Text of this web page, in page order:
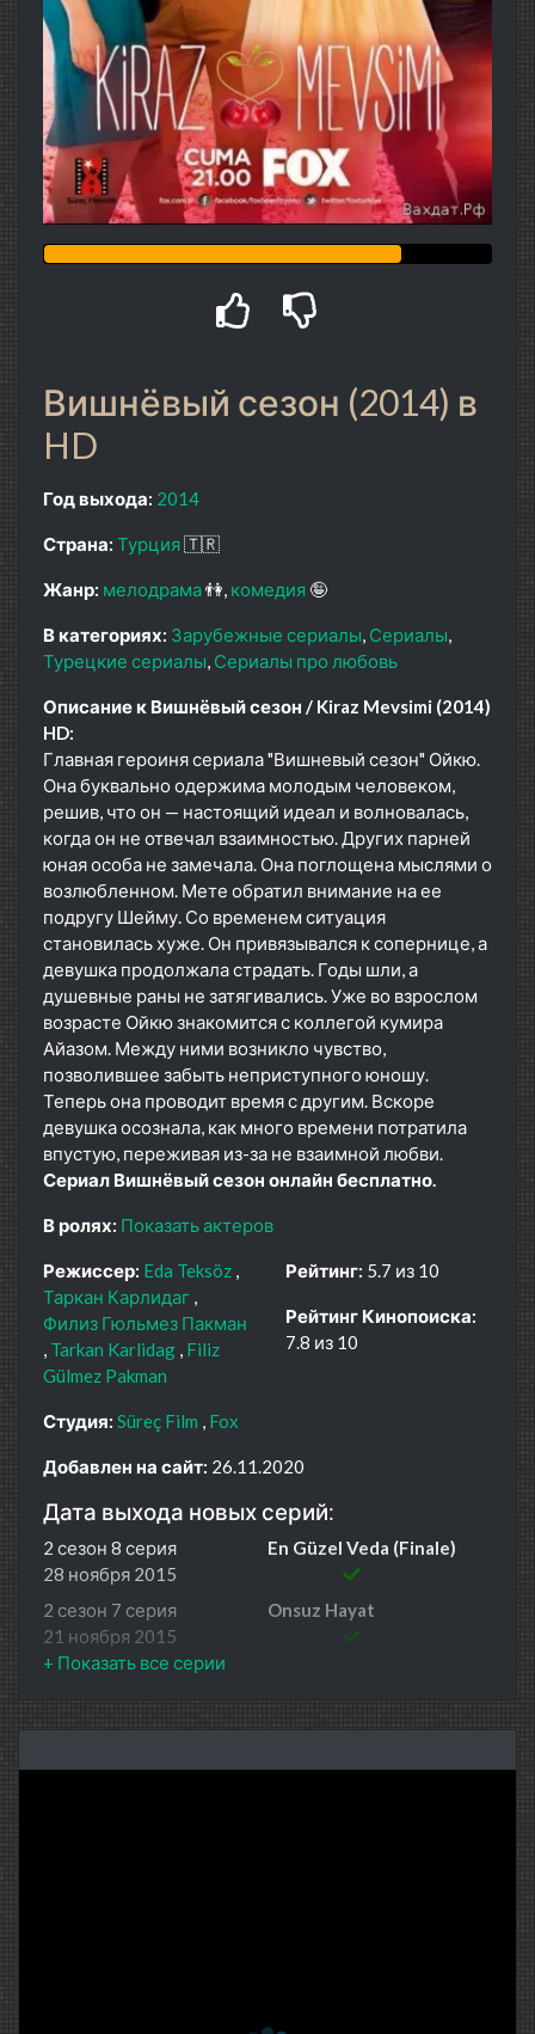
Вишнёвый сезон (2014) в
HD
Год выхода: 2014
Страна: Турция🇹🇷
Жанр: мелодрама👫 комедия 🤪
В категориях: Зарубежные сериалы Сериалы
Турецкие сериалы Сериалы про любовь
Описание к Вишнёвый сезон / Kiraz Mevsimi (2014)
HD:
Главная героиня сериала "Вишневый сезон" Ойкю.
Она буквально одержима молодым человеком,
решив, что он — настоящий идеал и волновалась,
когда он не отвечал взаимностью. Других парней
юная особа не замечала. Она поглощена мыслями о
возлюбленном. Мете обратил внимание на ее
подругу Шейму. Со временем ситуация
становилась хуже. Он привязывался к сопернице, а
девушка продолжала страдать. Годы шли, а
душевные раны не затягивались. Уже во взрослом
возрасте Ойкю знакомится с коллегой кумира
Айазом. Между ними возникло чувство,
позволившее забыть неприступного юношу.
Теперь она проводит время с другим. Вскоре
девушка осознала, как много времени потратила
впустую, переживая из-за не взаимной любви.
Сериал Вишнёвый сезон онлайн бесплатно.
В ролях: Показать актеров
Режиссер: Eda Teksöz
Таркан Карлидаг
Филиз Гюльмез Пакман
Tarkan Karlidag Filiz
Gülmez Pakman
Студия: Süreç Film Fox
Рейтинг: 5.7 из 10
Рейтинг Кинопоиска:
7.8 из 10
Добавлен на сайт: 26.11.2020
Дата выхода новых серий:
2 сезон 8 серия
En Güzel Veda (Finale)
28 ноября 2015
2 сезон 7 серия
Onsuz Hayat
21 ноября 2015
2 сезон 6 серия
14 ноября 2015
2 сезон 5 серия
Benden Sakladigin